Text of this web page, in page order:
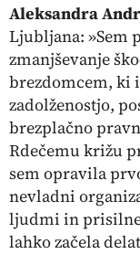
Aleksandra
Ljubljana: »Sem
zmanjševanje
brezdomcem, ki
zadolženostjo,
brezplačno
Rdečemu križu
sem opravila
nevladni
ljudmi in
lahko začela